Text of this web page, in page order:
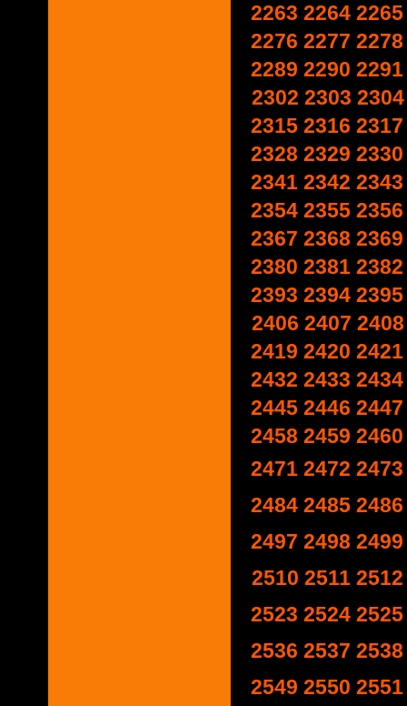
2263 2264 2265
2276 2277 2278
2289 2290 2291
2302 2303 2304
2315 2316 2317
2328 2329 2330
2341 2342 2343
2354 2355 2356
2367 2368 2369
2380 2381 2382
2393 2394 2395
2406 2407 2408
2419 2420 2421
2432 2433 2434
2445 2446 2447
2458 2459 2460
2471 2472 2473
2484 2485 2486
2497 2498 2499
2510 2511 2512
2523 2524 2525
2536 2537 2538
2549 2550 2551